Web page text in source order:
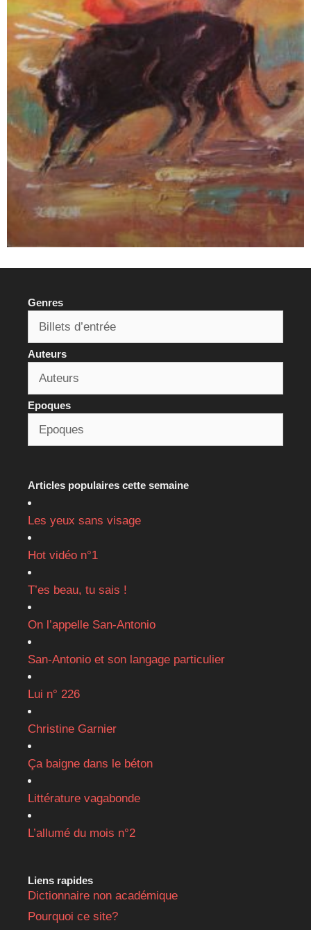
Genres
Auteurs
Epoques
Articles populaires cette semaine
Les yeux sans visage
Hot vidéo n°1
T’es beau, tu sais !
On l’appelle San-Antonio
San-Antonio et son langage particulier
Lui n° 226
Christine Garnier
Ça baigne dans le béton
Littérature vagabonde
L’allumé du mois n°2
Liens rapides
Dictionnaire non académique
Pourquoi ce site?